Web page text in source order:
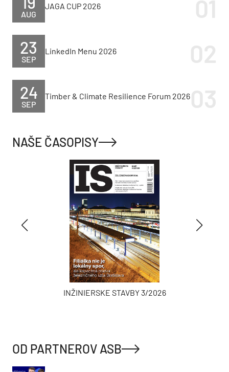
AUG
JAGA CUP 2026
SEP
23 LinkedIn Menu 2026
SEP
24 Timber & Climate Resilience Forum 2026
NAŠE ČASOPISY
INŽINIERSKE STAVBY 3/2026
OD PARTNEROV ASB